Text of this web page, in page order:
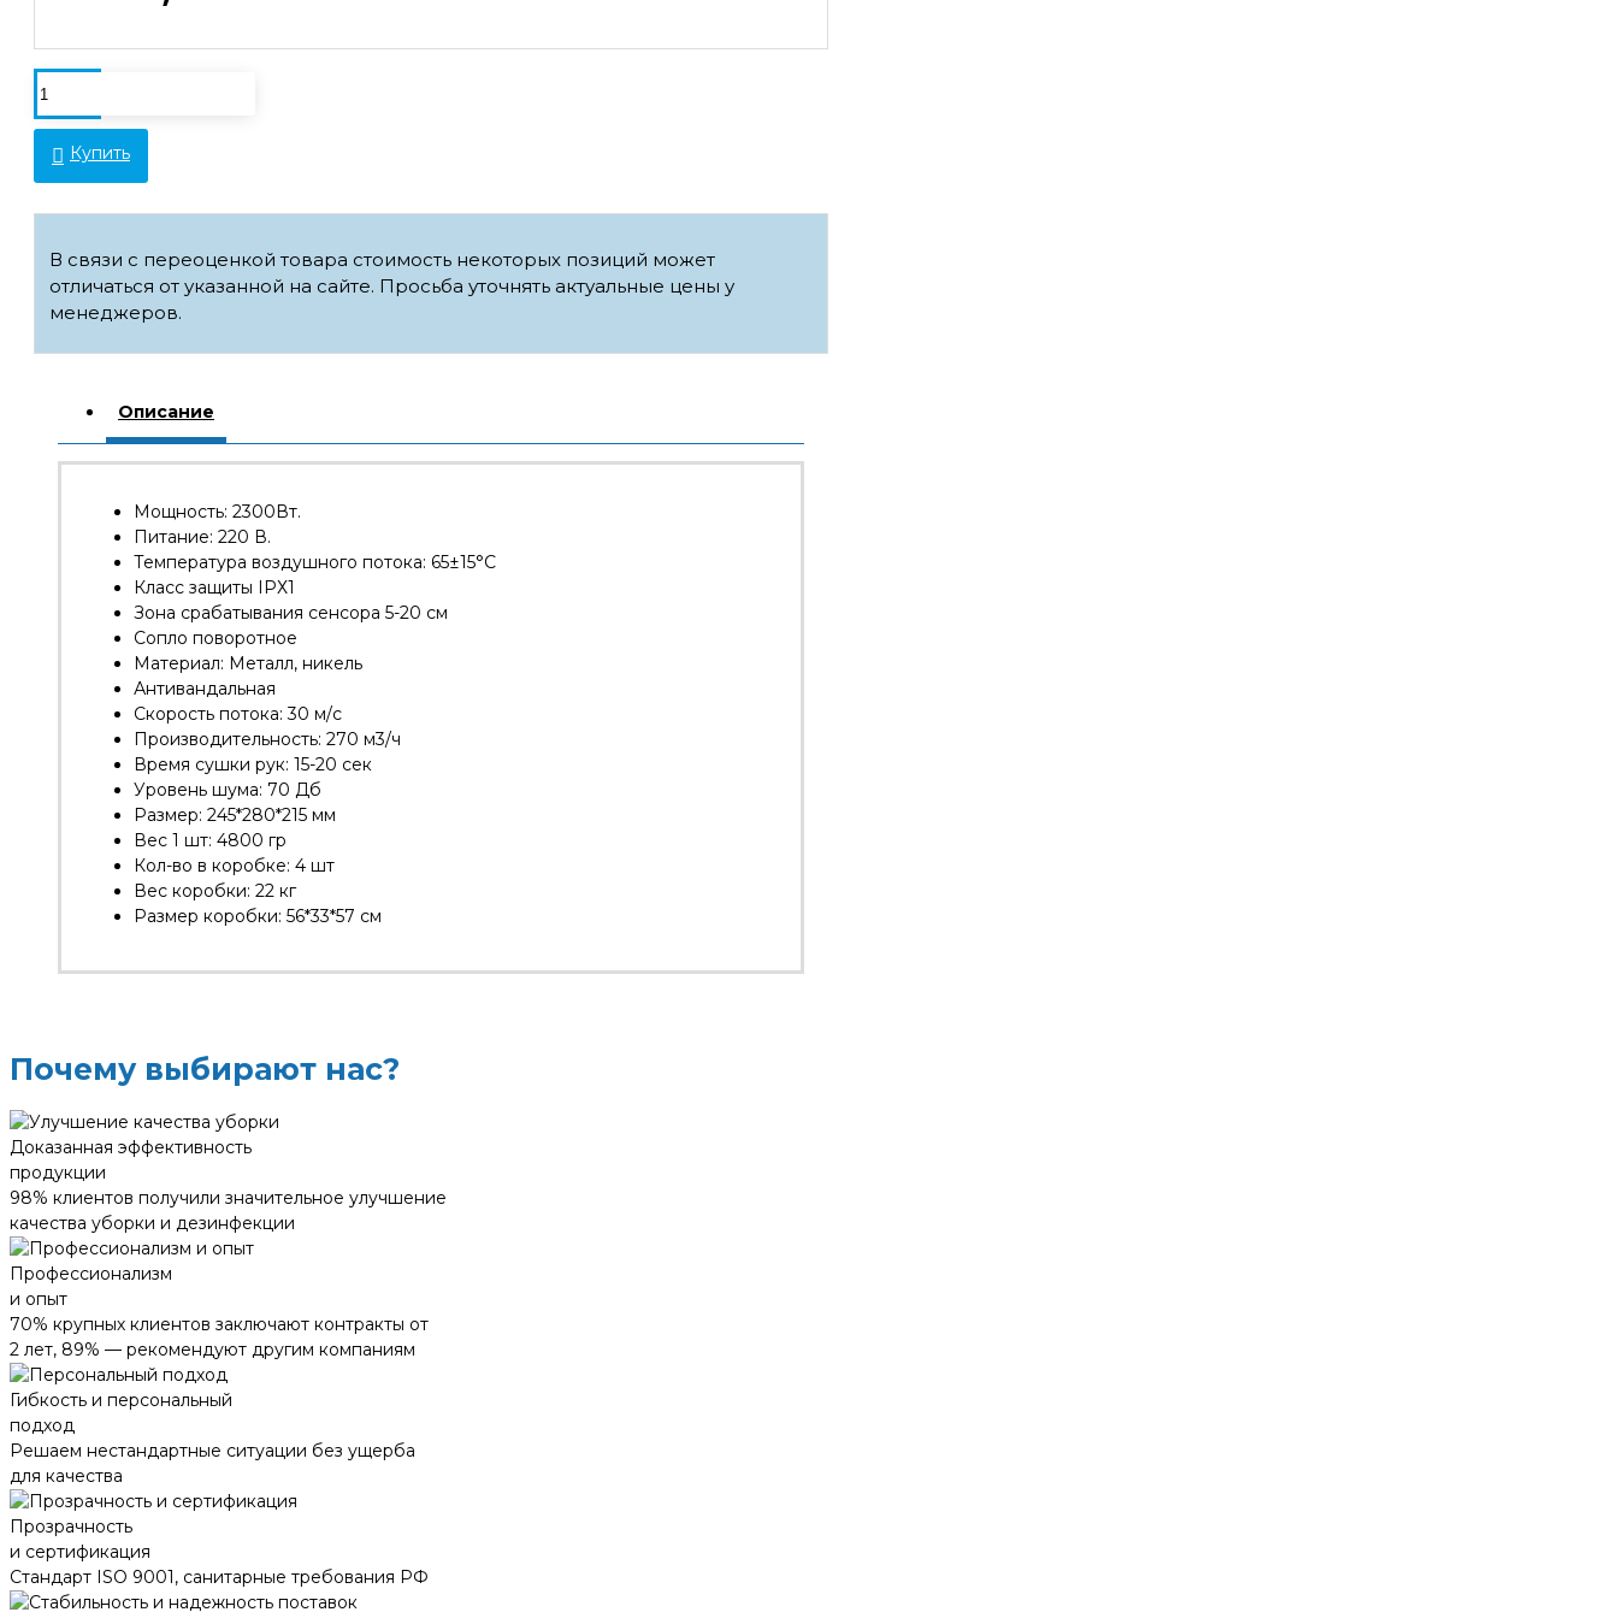
Купить
В связи с переоценкой товара стоимость некоторых позиций может
отличаться от указанной на сайте. Просьба уточнять актуальные цены у
менеджеров.
Описание
Мощность: 2300Вт.
Питание: 220 В.
Температура воздушного потока: 65±15°C
Класс защиты IPХ1
Зона срабатывания сенсора 5-20 см
Сопло поворотное
Материал: Металл, никель
Антивандальная
Скорость потока: 30 м/с
Производительность: 270 м3/ч
Время сушки рук: 15-20 сек
Уровень шума: 70 Дб
Размер: 245*280*215 мм
Вес 1 шт: 4800 гр
Кол-во в коробке: 4 шт
Вес коробки: 22 кг
Размер коробки: 56*33*57 см
Почему выбирают нас?
Доказанная эффективность
продукции
98% клиентов получили значительное улучшение
качества уборки и дезинфекции
Профессионализм
и опыт
70% крупных клиентов заключают контракты от
2 лет, 89% — рекомендуют другим компаниям
Гибкость и персональный
подход
Решаем нестандартные ситуации без ущерба
для качества
Прозрачность
и сертификация
Стандарт ISO 9001, санитарные требования РФ